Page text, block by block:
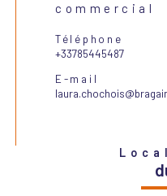
commercial
Téléphone
+33785445487
E-mail